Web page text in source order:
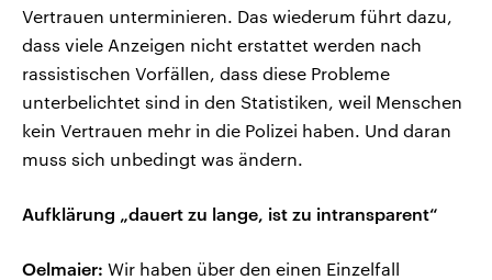
Vertrauen unterminieren. Das wiederum führt dazu,
dass viele Anzeigen nicht erstattet werden nach
rassistischen Vorfällen, dass diese Probleme
unterbelichtet sind in den Statistiken, weil Menschen
kein Vertrauen mehr in die Polizei haben. Und daran
muss sich unbedingt was ändern.
Aufklärung „dauert zu lange, ist zu intransparent“
Oelmaier: Wir haben über den einen Einzelfall